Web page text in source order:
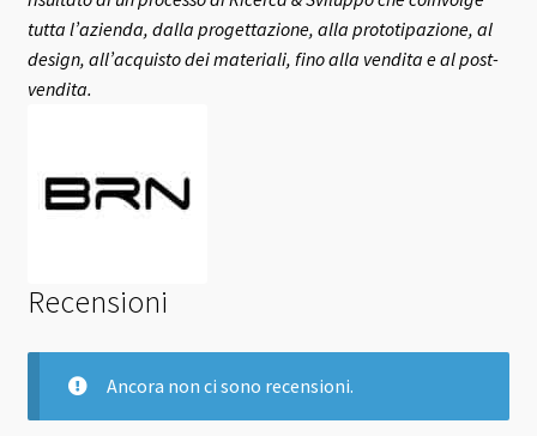
tutta l’azienda, dalla progettazione, alla prototipazione, al
design, all’acquisto dei materiali, fino alla vendita e al post-
vendita.
Recensioni
Ancora non ci sono recensioni.